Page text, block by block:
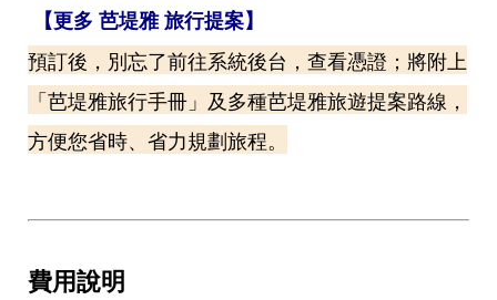
【更多 芭堤雅 旅行提案】
預訂後，別忘了前往系統後台，查看憑證；將附上
「芭堤雅旅行手冊」及多種芭堤雅旅遊提案路線，
方便您省時、省力規劃旅程。
費用說明